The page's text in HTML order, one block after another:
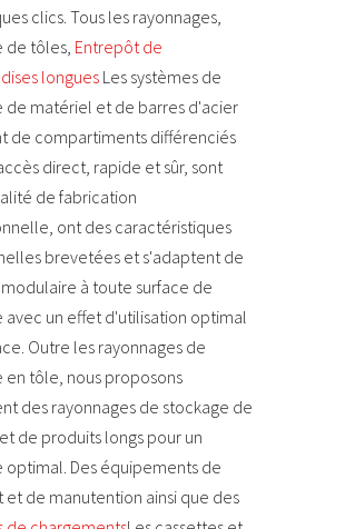
clics. Tous les rayonnages,
de tôles, Entrepôt de
longuesLes systèmes de
de matériel et de barres d'acier
de compartiments différenciés
direct, rapide et sûr, sont
de fabrication
ont des caractéristiques
brevetées et s'adaptent de
à toute surface de
avec un effet d'utilisation optimal
Outre les rayonnages de
en tôle, nous proposons
des rayonnages de stockage de
de produits longs pour un
optimal. Des équipements de
et de manutention ainsi que des